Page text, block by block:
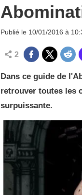
Publié le 10/01/2016 à
2
Dans ce guide de
retrouver toutes les
surpuissante.